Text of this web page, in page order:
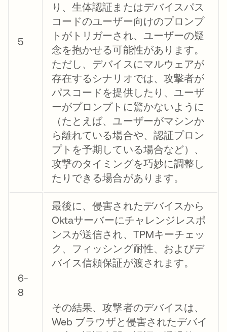
5
り、生体認証またはデバイスパス
コードのユーザー向けのプロンプ
トがトリガーされ、ユーザーの疑
念を抱かせる可能性があります。
ただし、デバイスにマルウェアが
存在するシナリオでは、攻撃者が
パスコードを提供したり、ユーザ
ーがプロンプトに驚かないように
（たとえば、ユーザーがマシンか
ら離れている場合や、認証プロン
プトを予期している場合など）、
攻撃のタイミングを巧妙に調整し
たりできる場合があります。
6-
8
最後に、侵害されたデバイスから
Oktaサーバーにチャレンジレスポ
ンスが送信され、TPMキーチェッ
ク、フィッシング耐性、およびデ
バイス信頼保証が渡されます。
その結果、攻撃者のデバイスは、
Web ブラウザと侵害されたデバイ